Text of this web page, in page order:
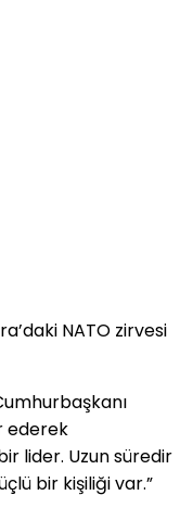
NATO zirvesi
ederek
lider. Uzun süredir
bir kişiliği var.”